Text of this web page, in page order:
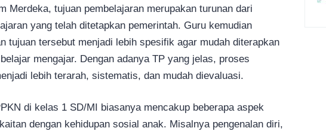
Merdeka, tujuan pembelajaran merupakan turunan dari
yang telah ditetapkan pemerintah. Guru kemudian
tujuan tersebut menjadi lebih spesifik agar mudah diterapkan
mengajar. Dengan adanya TP yang jelas, proses
lebih terarah, sistematis, dan mudah dievaluasi.
di kelas 1 SD/MI biasanya mencakup beberapa aspek
dengan kehidupan sosial anak. Misalnya pengenalan diri,